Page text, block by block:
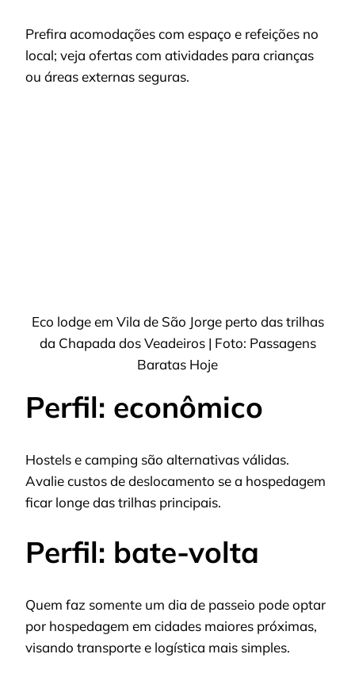
Prefira acomodações com espaço e refeições no
local; veja ofertas com atividades para crianças
ou áreas externas seguras.
Eco lodge em Vila de São Jorge perto das trilhas
da Chapada dos Veadeiros | Foto: Passagens
Baratas Hoje
Perfil: econômico
Hostels e camping são alternativas válidas.
Avalie custos de deslocamento se a hospedagem
ficar longe das trilhas principais.
Perfil: bate-volta
Quem faz somente um dia de passeio pode optar
por hospedagem em cidades maiores próximas,
visando transporte e logística mais simples.